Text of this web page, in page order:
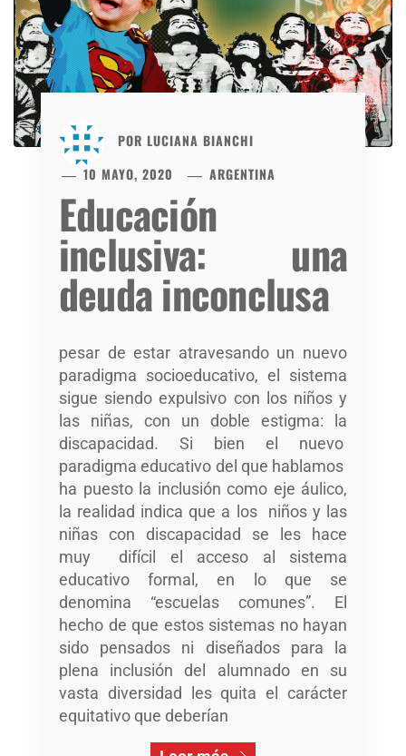
POR LUCIANA BIANCHI
10 MAYO, 2020
ARGENTINA
Educación
inclusiva: una
deuda inconclusa
pesar de estar atravesando un nuevo
paradigma socioeducativo, el sistema
sigue siendo expulsivo con los niños y
las niñas, con un doble estigma: la
discapacidad. Si bien el nuevo
paradigma educativo del que hablamos
ha puesto la inclusión como eje áulico,
la realidad indica que a los niños y las
niñas con discapacidad se les hace
muy difícil el acceso al sistema
educativo formal, en lo que se
denomina “escuelas comunes”. El
hecho de que estos sistemas no hayan
sido pensados ni diseñados para la
plena inclusión del alumnado en su
vasta diversidad les quita el carácter
equitativo que deberían